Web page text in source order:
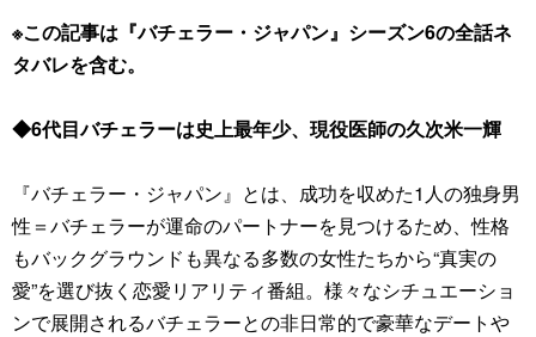
※この記事は『バチェラー・ジャパン』シーズン6の全話ネ
タバレを含む。
◆6代目バチェラーは史上最年少、現役医師の久次米一輝
『バチェラー・ジャパン』とは、成功を収めた1人の独身男
性＝バチェラーが運命のパートナーを見つけるため、性格
もバックグラウンドも異なる多数の女性たちから“真実の
愛”を選び抜く恋愛リアリティ番組。様々なシチュエーショ
ンで展開されるバチェラーとの非日常的で豪華なデートや